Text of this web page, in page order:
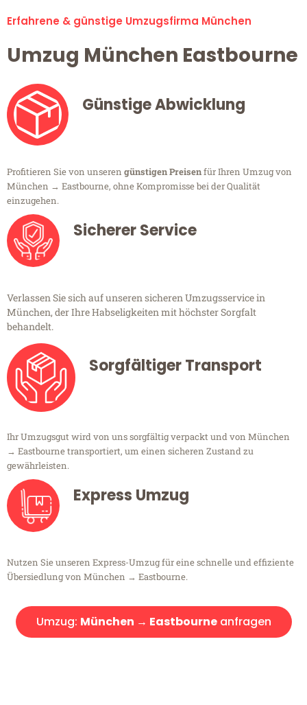
Erfahrene & günstige Umzugsfirma München
Umzug München Eastbourne
Günstige Abwicklung
Profitieren Sie von unseren günstigen Preisenfür Ihren Umzug von
München → Eastbourne, ohne Kompromisse bei der Qualität
einzugehen.
Sicherer Service
Verlassen Sie sich auf unseren sicheren Umzugsservice in
München, der Ihre Habseligkeiten mit höchster Sorgfalt
behandelt.
Sorgfältiger Transport
Ihr Umzugsgut wird von uns sorgfältig verpackt und von München
→ Eastbourne transportiert, um einen sicheren Zustand zu
gewährleisten.
Express Umzug
Nutzen Sie unseren Express-Umzug für eine schnelle und effiziente
Übersiedlung von München → Eastbourne.
Umzug: München → Eastbourneanfragen